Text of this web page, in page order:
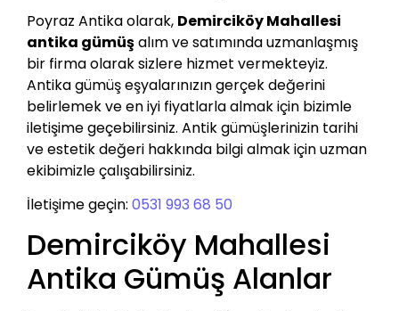
Poyraz Antika olarak, Demirciköy Mahallesi
antika gümüşalım ve satımında uzmanlaşmış
bir firma olarak sizlere hizmet vermekteyiz.
Antika gümüş eşyalarınızın gerçek değerini
belirlemek ve en iyi fiyatlarla almak için bizimle
iletişime geçebilirsiniz. Antik gümüşlerinizin tarihi
ve estetik değeri hakkında bilgi almak için uzman
ekibimizle çalışabilirsiniz.
İletişime geçin: 0531 993 68 50
Demirciköy Mahallesi
Antika Gümüş Alanlar